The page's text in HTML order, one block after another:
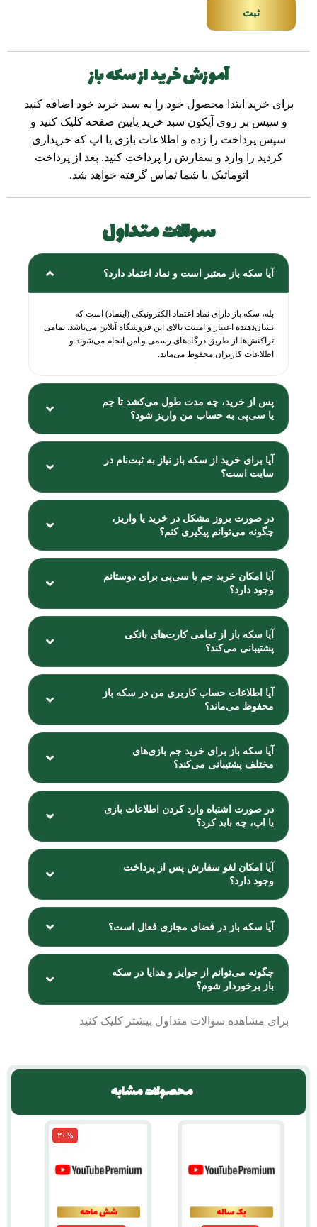
ثبت
آموزش خرید از سکه باز
برای خرید ابتدا محصول خود را به سبد خرید خود اضافه کنید
و سپس بر روی آیکون سبد خرید پایین صفحه کلیک کنید و
سپس پرداخت را زده و اطلاعات بازی یا اپ که خریداری
کردید را وارد و سفارش را پرداخت کنید. بعد از پرداخت
اتوماتیک با شما تماس گرفته خواهد شد.
سوالات متداول
آیا سکه باز معتبر است و نماد اعتماد دارد؟
بله، سکه باز دارای نماد اعتماد الکترونیکی (اینماد) است که
نشان‌دهنده اعتبار و امنیت بالای این فروشگاه آنلاین می‌باشد. تمامی
تراکنش‌ها از طریق درگاه‌های رسمی و امن انجام می‌شوند و
اطلاعات کاربران محفوظ می‌ماند.
پس از خرید، چه مدت طول می‌کشد تا جم
یا سی‌پی به حساب من واریز شود؟
آیا برای خرید از سکه باز نیاز به ثبت‌نام در
سایت است؟
در صورت بروز مشکل در خرید یا واریز،
چگونه می‌توانم پیگیری کنم؟
آیا امکان خرید جم یا سی‌پی برای دوستانم
وجود دارد؟
آیا سکه باز از تمامی کارت‌های بانکی
پشتیبانی می‌کند؟
آیا اطلاعات حساب کاربری من در سکه باز
محفوظ می‌ماند؟
آیا سکه باز برای خرید جم بازی‌های
مختلف پشتیبانی می‌کند؟
در صورت اشتباه وارد کردن اطلاعات بازی
یا اپ، چه باید کرد؟
آیا امکان لغو سفارش پس از پرداخت
وجود دارد؟
آیا سکه باز در فضای مجازی فعال است؟
چگونه می‌توانم از جوایز و هدایا در سکه
باز برخوردار شوم؟
برای مشاهده سوالات متداول بیشتر کلیک کنید
محصولات مشابه
۲۰%